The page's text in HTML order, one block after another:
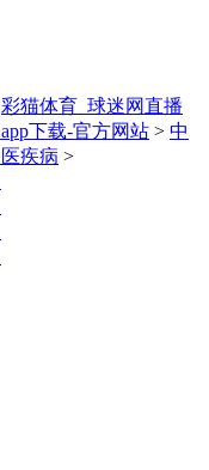
彩猫体育_球迷网直播
app下载-官方网站 > 中
医疾病 >